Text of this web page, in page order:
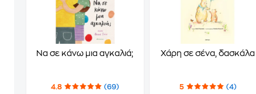
Να σε κάνω μια αγκαλιά;
4.8
(69)
Χάρη σε σένα, δασκάλα
5
(4)